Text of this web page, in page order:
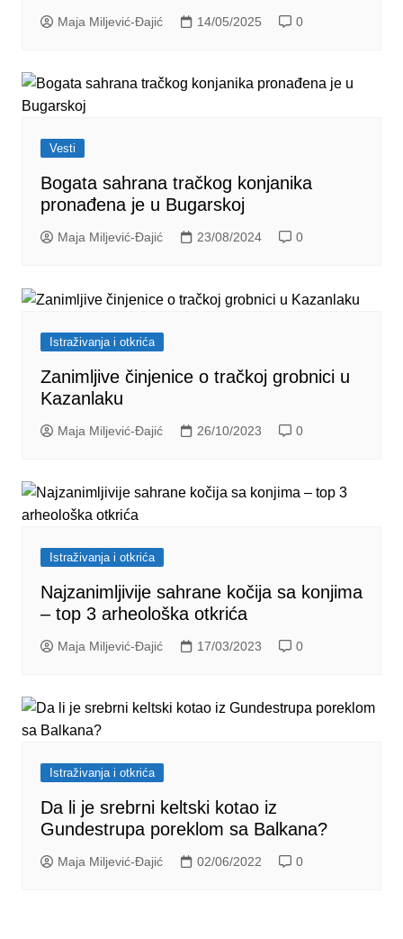
Maja Miljević-Đajić 14/05/2025 0
Vesti
Bogata sahrana tračkog konjanika
pronađena je u Bugarskoj
Maja Miljević-Đajić 23/08/2024 0
Istraživanja i otkrića
Zanimljive činjenice o tračkoj grobnici u
Kazanlaku
Maja Miljević-Đajić 26/10/2023 0
Istraživanja i otkrića
Najzanimljivije sahrane kočija sa konjima
– top 3 arheološka otkrića
Maja Miljević-Đajić 17/03/2023 0
Istraživanja i otkrića
Da li je srebrni keltski kotao iz
Gundestrupa poreklom sa Balkana?
Maja Miljević-Đajić 02/06/2022 0